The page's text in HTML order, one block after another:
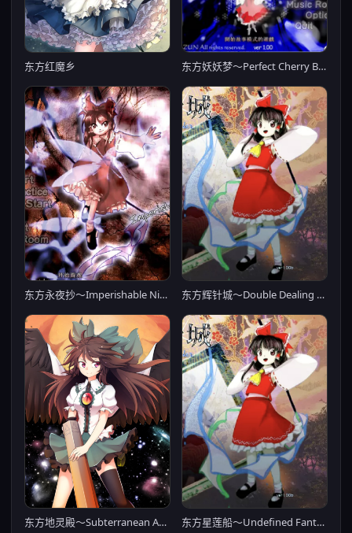
东方红魔乡 东方妖妖梦～Perfect Cherry Blossom～
东方永夜抄～Imperishable Night～ 东方辉针城～Double Dealing Character～
东方地灵殿～Subterranean Animism～ 东方星莲船～Undefined Fantastic Object～